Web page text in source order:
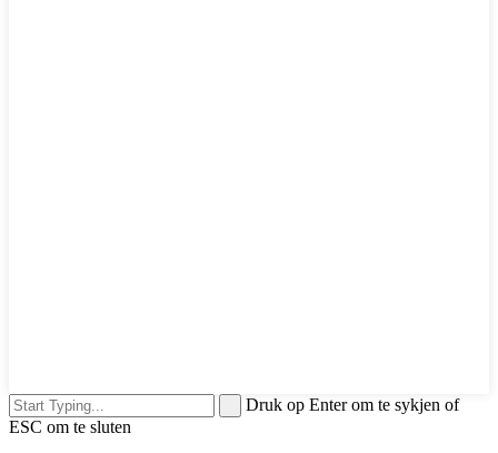
Druk op Enter om te sykjen of
ESC om te sluten